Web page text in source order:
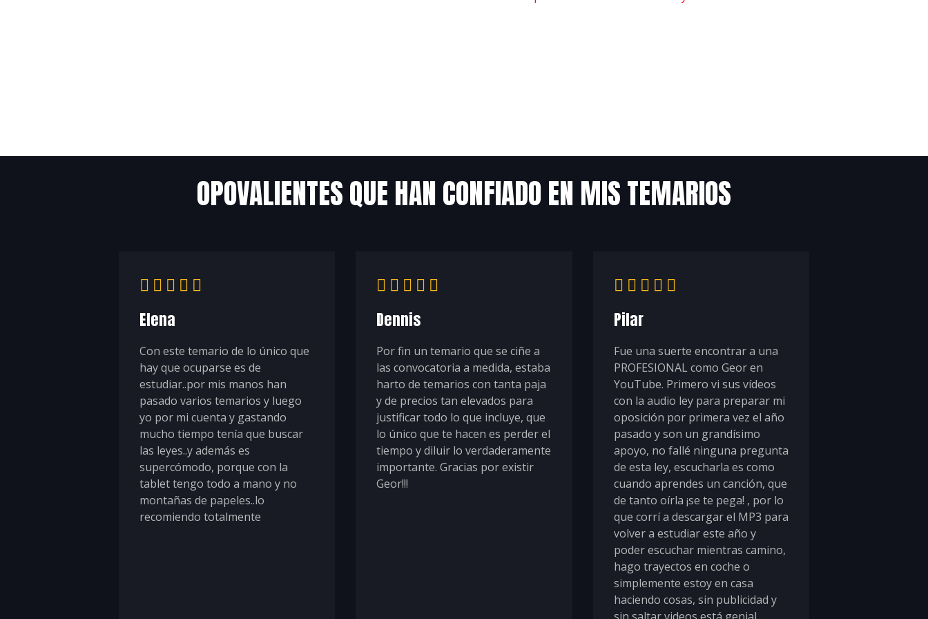
OPOVALIENTES QUE HAN CONFIADO EN MIS TEMARIOS
Elena
Con este temario de lo único que
hay que ocuparse es de
estudiar..por mis manos han
pasado varios temarios y luego
yo por mi cuenta y gastando
mucho tiempo tenía que buscar
las leyes..y además es
supercómodo, porque con la
tablet tengo todo a mano y no
montañas de papeles..lo
recomiendo totalmente
Dennis
Por fin un temario que se ciñe a
las convocatoria a medida, estaba
harto de temarios con tanta paja
y de precios tan elevados para
justificar todo lo que incluye, que
lo único que te hacen es perder el
tiempo y diluir lo verdaderamente
importante. Gracias por existir
Geor!!!
Pilar
Fue una suerte encontrar a una
PROFESIONAL como Geor en
YouTube. Primero vi sus vídeos
con la audio ley para preparar mi
oposición por primera vez el año
pasado y son un grandísimo
apoyo, no fallé ninguna pregunta
de esta ley, escucharla es como
cuando aprendes un canción, que
de tanto oírla ¡se te pega! , por lo
que corrí a descargar el MP3 para
volver a estudiar este año y
poder escuchar mientras camino,
hago trayectos en coche o
simplemente estoy en casa
haciendo cosas, sin publicidad y
sin saltar videos está genial.